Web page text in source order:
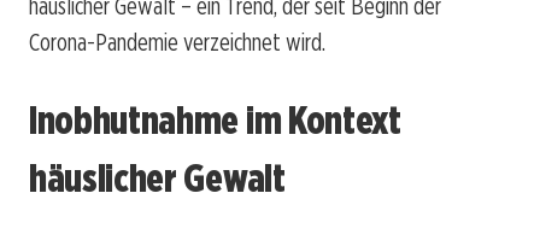
Corona-Pandemie verzeichnet wird.
Inobhutnahme im Kontext
häuslicher Gewalt